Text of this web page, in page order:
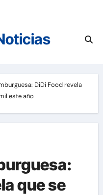
DiDi Food revela
este año
que se